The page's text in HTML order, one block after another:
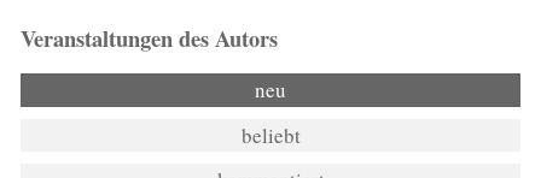
Veranstaltungen des Autors
neu
beliebt